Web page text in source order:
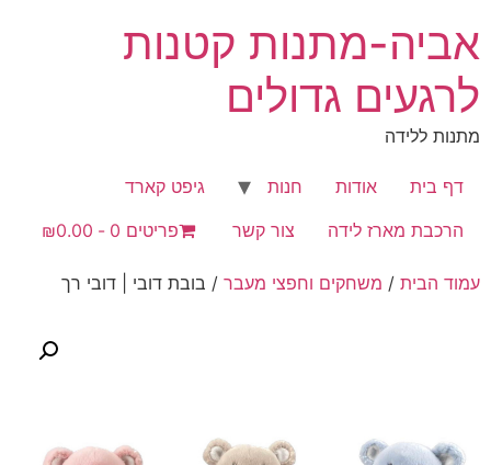
לתוכן
אביה-מתנות קטנות
לרגעים גדולים
מתנות ללידה
דף בית אודות חנות
גיפט קארד
הרכבת מארז לידה
צור קשר פריטים 0 ₪0.00
עמוד הבית / משחקים וחפצי מעבר / בובת דובי | דובי רך